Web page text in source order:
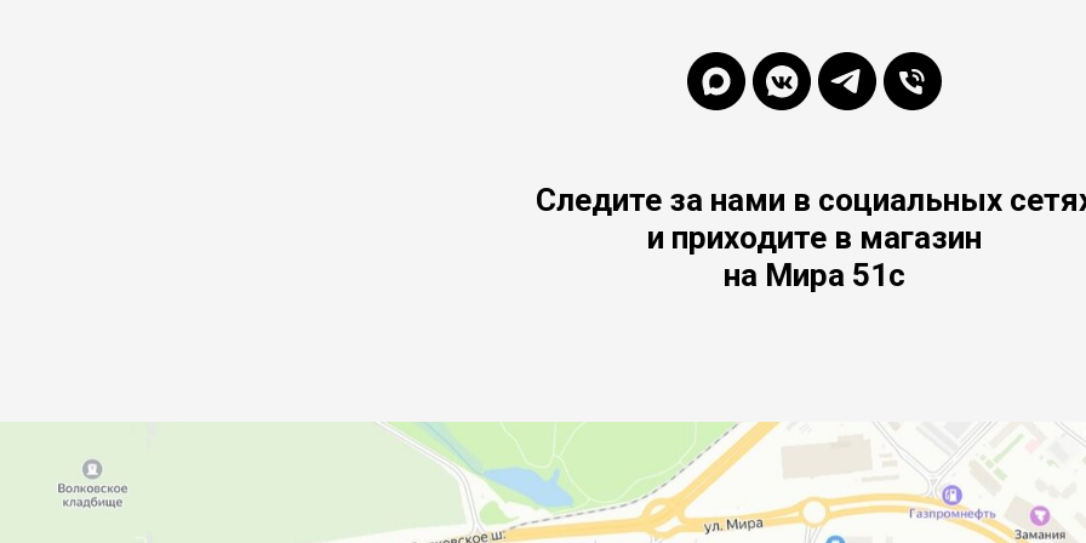
Следите за нами в социальных
и приходите в магазин
на Мира 51с